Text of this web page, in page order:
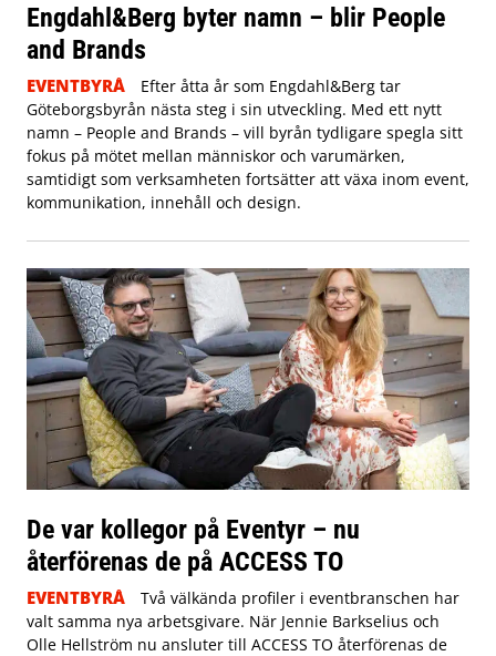
Engdahl&Berg byter namn – blir People
and Brands
EVENTBYRÅ
Efter åtta år som Engdahl&Berg tar
Göteborgsbyrån nästa steg i sin utveckling. Med ett nytt
namn – People and Brands – vill byrån tydligare spegla sitt
fokus på mötet mellan människor och varumärken,
samtidigt som verksamheten fortsätter att växa inom event,
kommunikation, innehåll och design.
De var kollegor på Eventyr – nu
återförenas de på ACCESS TO
EVENTBYRÅ
Två välkända profiler i eventbranschen har
valt samma nya arbetsgivare. När Jennie Barkselius och
Olle Hellström nu ansluter till ACCESS TO återförenas de